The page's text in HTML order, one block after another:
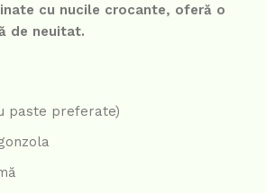
cu nucile crocante, oferă o
de neuitat.
paste preferate)